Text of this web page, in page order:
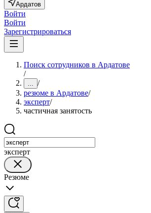
Ардатов
Войти
Войти
Зарегистрироваться
Поиск сотрудников в Ардатове
/
... /
резюме в Ардатове/
эксперт/
частичная занятость
эксперт
Резюме